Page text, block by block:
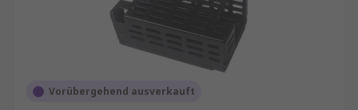
Vorübergehend ausverkauft